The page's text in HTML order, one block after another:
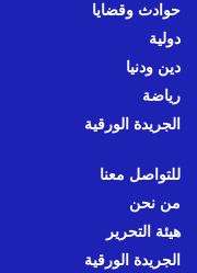
حوادث وقضايا
دولية
دين ودنيا
رياضة
الجريدة الورقية
للتواصل معنا
من نحن
هيئة التحرير
الجريدة الورقية